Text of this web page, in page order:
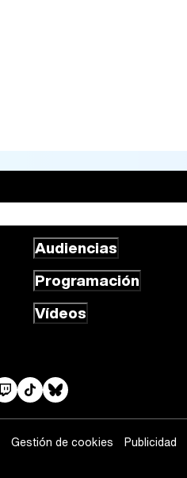
Audiencias
Programación
Vídeos
Gestión de cookies Publicidad